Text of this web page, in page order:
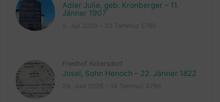
Adler Julie, geb. Kronberger – 11.
Jänner 1907
Friedhof Kobersdorf
Josel, Sohn Henoch – 22. Jänner 1822